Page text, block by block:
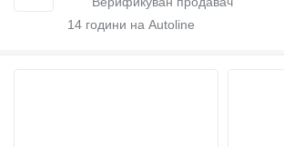
14 години на Autoline